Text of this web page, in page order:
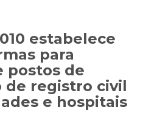
estabelece
para
postos de
registro civil
e hospitais